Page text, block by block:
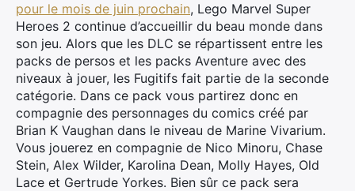
pour le mois de juin prochain, Lego Marvel Super
Heroes 2 continue d’accueillir du beau monde dans
son jeu. Alors que les DLC se répartissent entre les
packs de persos et les packs Aventure avec des
niveaux à jouer, les Fugitifs fait partie de la seconde
catégorie. Dans ce pack vous partirez donc en
compagnie des personnages du comics créé par
Brian K Vaughan dans le niveau de Marine Vivarium.
Vous jouerez en compagnie de Nico Minoru, Chase
Stein, Alex Wilder, Karolina Dean, Molly Hayes, Old
Lace et Gertrude Yorkes. Bien sûr ce pack sera